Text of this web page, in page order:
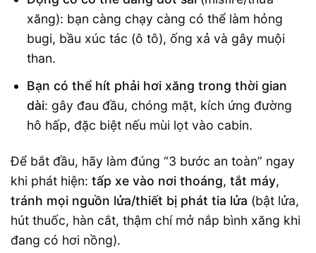
xăng): bạn càng chạy càng có thể làm hỏng
bugi, bầu xúc tác (ô tô), ống xả và gây muội
than.
Bạn có thể hít phải hơi xăng trong thời gian
dài: gây đau đầu, chóng mặt, kích ứng đường
hô hấp, đặc biệt nếu mùi lọt vào cabin.
Để bắt đầu, hãy làm đúng “3 bước an toàn” ngay
khi phát hiện: tấp xe vào nơi thoáng, tắt máy,
tránh mọi nguồn lửa/thiết bị phát tia lửa (bật lửa,
hút thuốc, hàn cắt, thậm chí mở nắp bình xăng khi
đang có hơi nồng).